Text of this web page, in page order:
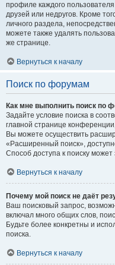
профиле каждого
друзей или недругов. Кроме
личного раздела,
можете также удалять
же странице.
Вернуться к началу
Поиск по форумам
Как мне выполнить поиск по
Задайте условие поиска в
главной странице
Вы можете осуществить
«Расширенный поиск»,
Способ доступа к поиску может
Вернуться к началу
Почему мой поиск не даёт
Ваш поисковый запрос,
включал много общих слов,
Будьте более конкретны и
поиска.
Вернуться к началу